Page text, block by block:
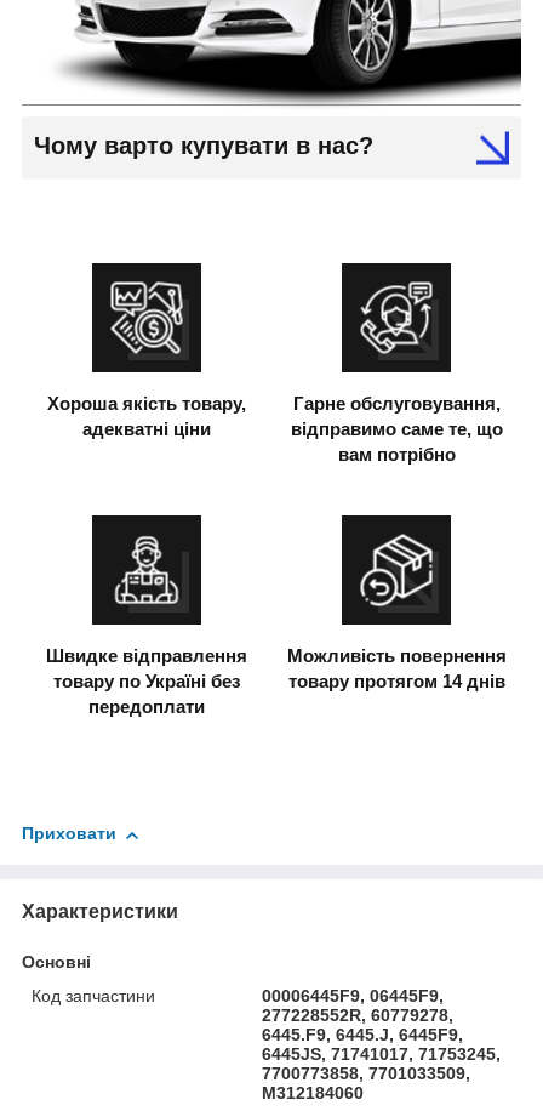
Чому варто купувати в нас?
Хороша якість товару,
адекватні ціни
Гарне обслуговування,
відправимо саме те, що
вам потрібно
Швидке відправлення
товару по Україні без
передоплати
Можливість повернення
товару протягом 14 днів
Приховати
Характеристики
Основні
Код запчастини
00006445F9, 06445F9,
277228552R, 60779278,
6445.F9, 6445.J, 6445F9,
6445JS, 71741017, 71753245,
7700773858, 7701033509,
M312184060